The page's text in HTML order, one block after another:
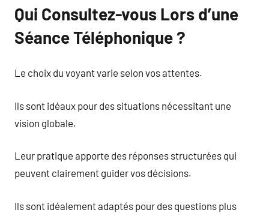
Qui Consultez-vous Lors d’une
Séance Téléphonique ?
Le choix du voyant varie selon vos attentes.
Ils sont idéaux pour des situations nécessitant une
vision globale.
Leur pratique apporte des réponses structurées qui
peuvent clairement guider vos décisions.
Ils sont idéalement adaptés pour des questions plus